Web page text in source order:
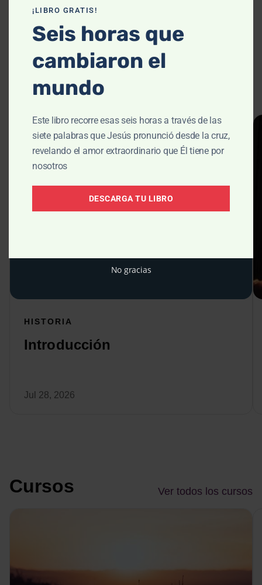
Abre la Biblia - la
Historia
HISTORIA
Introducción
Jul 28, 2026
Cursos Ver todos los cursos
¡LIBRO GRATIS!
Seis horas que
cambiaron el
mundo
Este libro recorre esas seis horas a través de las
siete palabras que Jesús pronunció desde la cruz,
revelando el amor extraordinario que Él tiene por
nosotros
DESCARGA TU LIBRO
No gracias